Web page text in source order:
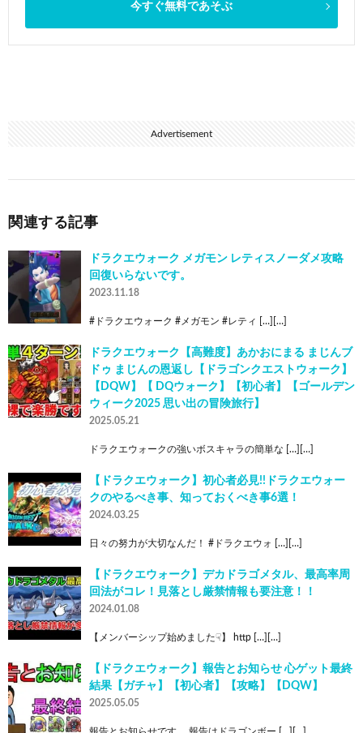
今すぐ無料であそぶ
Advertisement
関連する記事
ドラクエウォーク メガモン レティスノーダメ攻略
回復いらないです。
2023.11.18
#ドラクエウォーク #メガモン #レティ […][…]
ドラクエウォーク【高難度】あかおにまる まじんブ
ドゥ まじんの恩返し【ドラゴンクエストウォーク】
【DQW】【 DQウォーク】【初心者】【ゴールデン
ウィーク2025 思い出の冒険旅行】
2025.05.21
ドラクエウォークの強いボスキャラの簡単な […][…]
【ドラクエウォーク】初心者必見!!ドラクエウォー
クのやるべき事、知っておくべき事6選！
2024.03.25
日々の努力が大切なんだ！ #ドラクエウォ […][…]
【ドラクエウォーク】デカドラゴメタル、最高率周
回法がコレ！見落とし厳禁情報も要注意！！
2024.01.08
【メンバーシップ始めました☟】 http […][…]
【ドラクエウォーク】報告とお知らせ 心ゲット最終
結果【ガチャ】【初心者】【攻略】【DQW】
2025.05.05